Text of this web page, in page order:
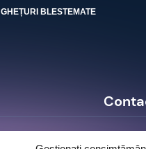
GHEȚURI BLESTEMATE